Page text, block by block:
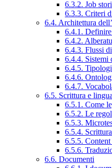
6.3.2. Job
6.3.3. Criteri
6.4. Architettura
6.4.1.
6.4.2.
6.4.3. Flussi
6.4.4. Sistemi
6.4.5.
6.4.6.
6.4.7.
6.5. Scrittura e
6.5.1. Come
6.5.2. Le
6.5.3.
6.5.4.
6.5.5.
6.5.6.
6.6. Documenti